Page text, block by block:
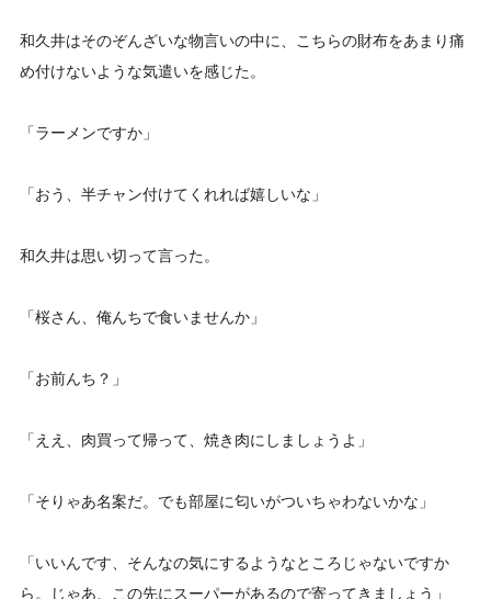
和久井はそのぞんざいな物言いの中に、こちらの財布をあまり痛
め付けないような気遣いを感じた。
「ラーメンですか」
「おう、半チャン付けてくれれば嬉しいな」
和久井は思い切って言った。
「桜さん、俺んちで食いませんか」
「お前んち？」
「ええ、肉買って帰って、焼き肉にしましょうよ」
「そりゃあ名案だ。でも部屋に匂いがついちゃわないかな」
「いいんです、そんなの気にするようなところじゃないですか
ら。じゃあ、この先にスーパーがあるので寄ってきましょう」